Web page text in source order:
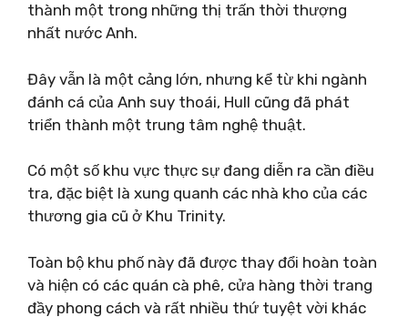
thành một trong những thị trấn thời thượng
nhất nước Anh.
Đây vẫn là một cảng lớn, nhưng kể từ khi ngành
đánh cá của Anh suy thoái, Hull cũng đã phát
triển thành một trung tâm nghệ thuật.
Có một số khu vực thực sự đang diễn ra cần điều
tra, đặc biệt là xung quanh các nhà kho của các
thương gia cũ ở Khu Trinity.
Toàn bộ khu phố này đã được thay đổi hoàn toàn
và hiện có các quán cà phê, cửa hàng thời trang
đầy phong cách và rất nhiều thứ tuyệt vời khác